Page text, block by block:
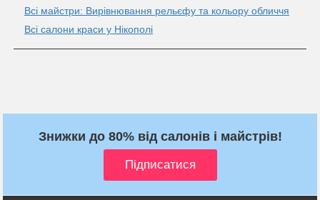
Всі майстри: Вирівнювання рельєфу та кольору обличчя
Всі салони краси у Нікополі
Знижки до 80% від салонів і майстрів!